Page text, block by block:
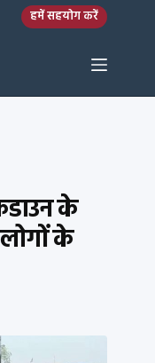
हमें सहयोग करें
के
के